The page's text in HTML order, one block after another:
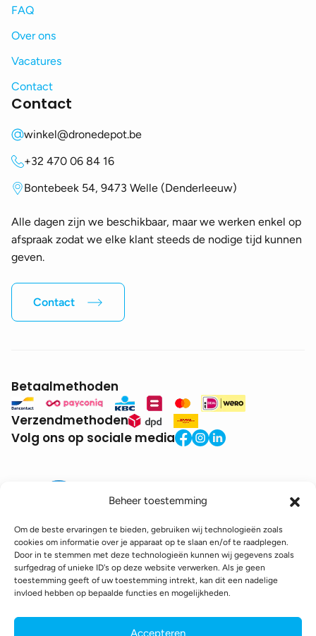
Beheer toestemming
Om de beste ervaringen te bieden, gebruiken wij technologieën zoals
cookies om informatie over je apparaat op te slaan en/of te raadplegen.
Door in te stemmen met deze technologieën kunnen wij gegevens zoals
surfgedrag of unieke ID's op deze website verwerken. Als je geen
toestemming geeft of uw toestemming intrekt, kan dit een nadelige
invloed hebben op bepaalde functies en mogelijkheden.
Accepteren
FAQ
Over ons
Vacatures
Contact
Contact
winkel@dronedepot.be
+32 470 06 84 16
Bontebeek 54, 9473 Welle (Denderleeuw)
Alle dagen zijn we beschikbaar, maar we werken enkel op
afspraak zodat we elke klant steeds de nodige tijd kunnen
geven.
Contact
Betaalmethoden
Verzendmethoden
Volg ons op sociale media
BTW: BE0771.941.935
© 2025 DroneDepot. Alle rechten voorbehouden.
Toegankelijkheidsverklaring